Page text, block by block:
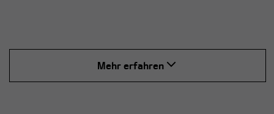
Mehr erfahren